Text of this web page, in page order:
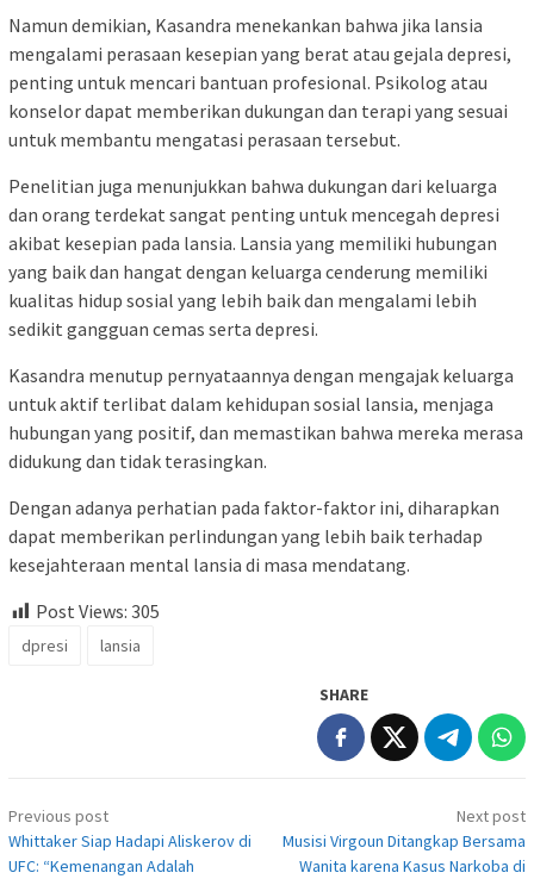
Namun demikian, Kasandra menekankan bahwa jika lansia
mengalami perasaan kesepian yang berat atau gejala depresi,
penting untuk mencari bantuan profesional. Psikolog atau
konselor dapat memberikan dukungan dan terapi yang sesuai
untuk membantu mengatasi perasaan tersebut.
Penelitian juga menunjukkan bahwa dukungan dari keluarga
dan orang terdekat sangat penting untuk mencegah depresi
akibat kesepian pada lansia. Lansia yang memiliki hubungan
yang baik dan hangat dengan keluarga cenderung memiliki
kualitas hidup sosial yang lebih baik dan mengalami lebih
sedikit gangguan cemas serta depresi.
Kasandra menutup pernyataannya dengan mengajak keluarga
untuk aktif terlibat dalam kehidupan sosial lansia, menjaga
hubungan yang positif, dan memastikan bahwa mereka merasa
didukung dan tidak terasingkan.
Dengan adanya perhatian pada faktor-faktor ini, diharapkan
dapat memberikan perlindungan yang lebih baik terhadap
kesejahteraan mental lansia di masa mendatang.
Post Views: 305
dpresi lansia
SHARE
Post
navigation
Previous post
Whittaker Siap Hadapi Aliskerov di
UFC: “Kemenangan Adalah
Next post
Musisi Virgoun Ditangkap Bersama
Wanita karena Kasus Narkoba di